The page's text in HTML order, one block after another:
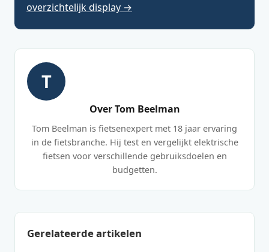
overzichtelijk display →
T
Over Tom Beelman
Tom Beelman is fietsenexpert met 18 jaar ervaring
in de fietsbranche. Hij test en vergelijkt elektrische
fietsen voor verschillende gebruiksdoelen en
budgetten.
Gerelateerde artikelen